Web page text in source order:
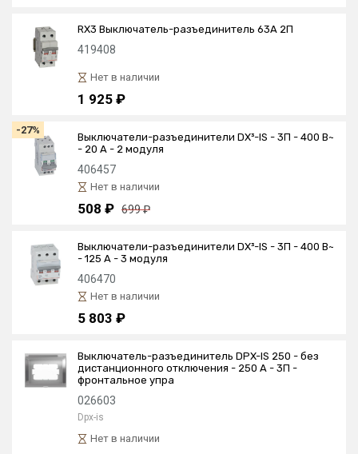
RX3 Выключатель-разъединитель 63А 2П
419408
Нет в наличии
1 925 ₽
-27%
Выключатели-разъединители DX³-IS - 3П - 400 В~
- 20 А - 2 модуля
406457
Нет в наличии
508 ₽ 699 ₽
Выключатели-разъединители DX³-IS - 3П - 400 В~
- 125 А - 3 модуля
406470
Нет в наличии
5 803 ₽
Выключатель-разъединитель DPX-IS 250 - без
дистанционного отключения - 250 A - 3П -
фронтальное упра
026603
Dpx-is
Нет в наличии